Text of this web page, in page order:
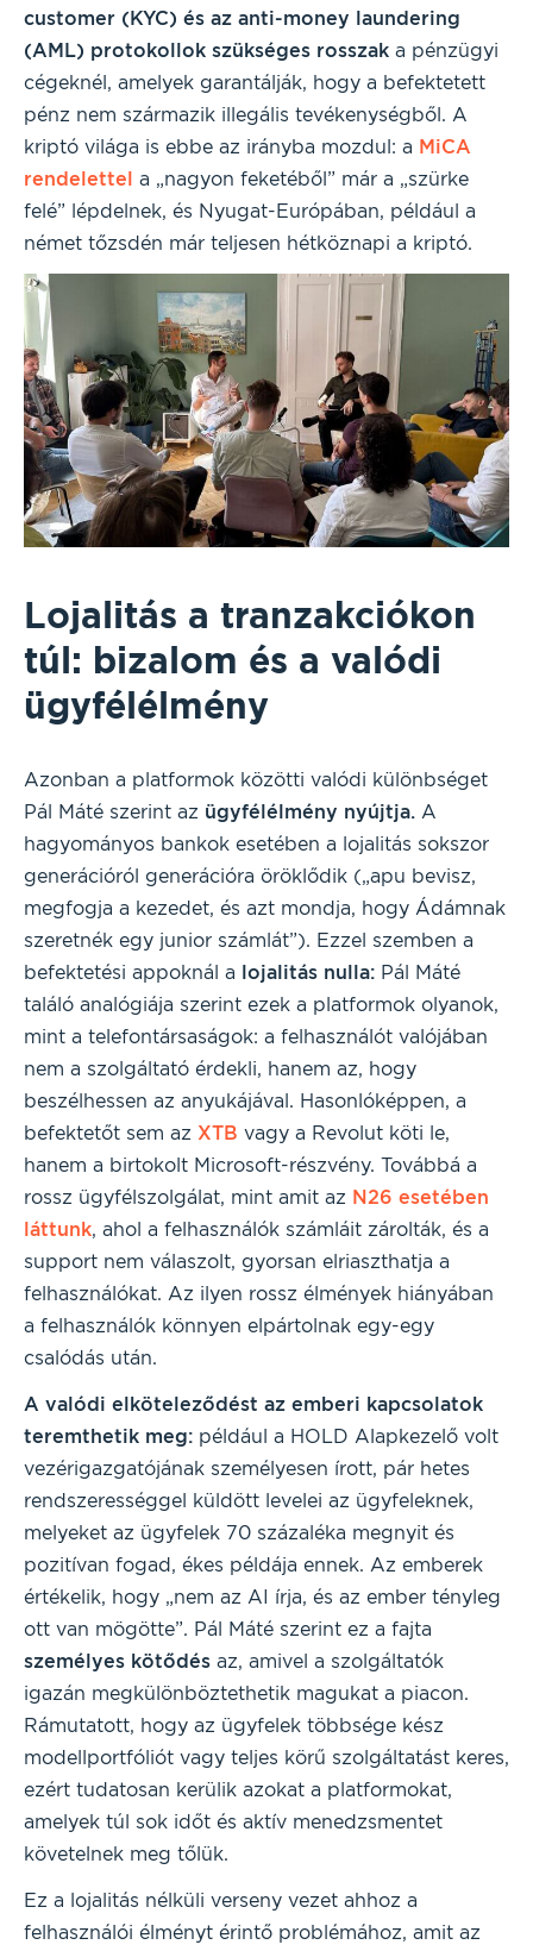
customer (KYC) és az anti-money laundering
(AML) protokollok szükséges rosszak a pénzügyi
cégeknél, amelyek garantálják, hogy a befektetett
pénz nem származik illegális tevékenységből. A
kriptó világa is ebbe az irányba mozdul: a MiCA
rendelettel a „nagyon feketéből” már a „szürke
felé” lépdelnek, és Nyugat-Európában, például a
német tőzsdén már teljesen hétköznapi a kriptó.
Lojalitás a tranzakciókon
túl: bizalom és a valódi
ügyfélélmény
Azonban a platformok közötti valódi különbséget
Pál Máté szerint az ügyfélélmény nyújtja. A
hagyományos bankok esetében a lojalitás sokszor
generációról generációra öröklődik („apu bevisz,
megfogja a kezedet, és azt mondja, hogy Ádámnak
szeretnék egy junior számlát”). Ezzel szemben a
befektetési appoknál a lojalitás nulla: Pál Máté
találó analógiája szerint ezek a platformok olyanok,
mint a telefontársaságok: a felhasználót valójában
nem a szolgáltató érdekli, hanem az, hogy
beszélhessen az anyukájával. Hasonlóképpen, a
befektetőt sem az XTB vagy a Revolut köti le,
hanem a birtokolt Microsoft-részvény. Továbbá a
rossz ügyfélszolgálat, mint amit az N26 esetében
láttunk, ahol a felhasználók számláit zárolták, és a
support nem válaszolt, gyorsan elriaszthatja a
felhasználókat. Az ilyen rossz élmények hiányában
a felhasználók könnyen elpártolnak egy-egy
csalódás után.
A valódi elköteleződést az emberi kapcsolatok
teremthetik meg: például a HOLD Alapkezelő volt
vezérigazgatójának személyesen írott, pár hetes
rendszerességgel küldött levelei az ügyfeleknek,
melyeket az ügyfelek 70 százaléka megnyit és
pozitívan fogad, ékes példája ennek. Az emberek
értékelik, hogy „nem az AI írja, és az ember tényleg
ott van mögötte”. Pál Máté szerint ez a fajta
személyes kötődés az, amivel a szolgáltatók
igazán megkülönböztethetik magukat a piacon.
Rámutatott, hogy az ügyfelek többsége kész
modellportfóliót vagy teljes körű szolgáltatást keres,
ezért tudatosan kerülik azokat a platformokat,
amelyek túl sok időt és aktív menedzsmentet
követelnek meg tőlük.
Ez a lojalitás nélküli verseny vezet ahhoz a
felhasználói élményt érintő problémához, amit az